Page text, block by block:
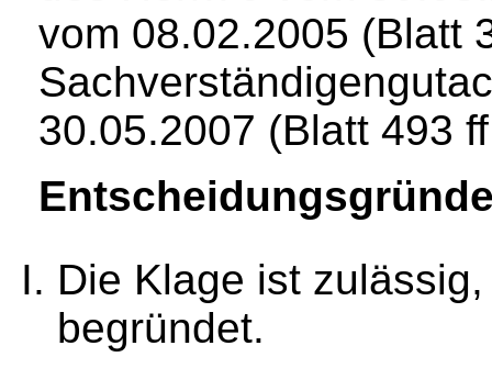
vom 08.02.2005 (Blatt
30.05.2007 (Blatt 493
Die Klage ist
begründet.